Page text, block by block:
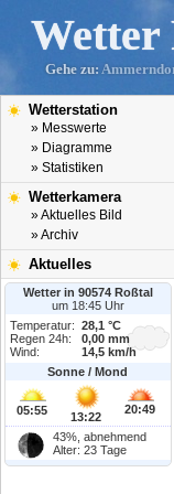
Wetter
Gehe zu:
Wetterstation
» Messwerte
» Diagramme
» Statistiken
Wetterkamera
» Aktuelles Bild
» Archiv
Aktuelles
Wetter in 90574 Roßtal
um 18:45 Uhr
Temperatur:
28,1 °C
Regen 24h:
0,00 mm
Wind:
14,5 km/h
Sonne / Mond
05:55 13:22
20:49
43%, abnehmend
Alter: 23 Tage